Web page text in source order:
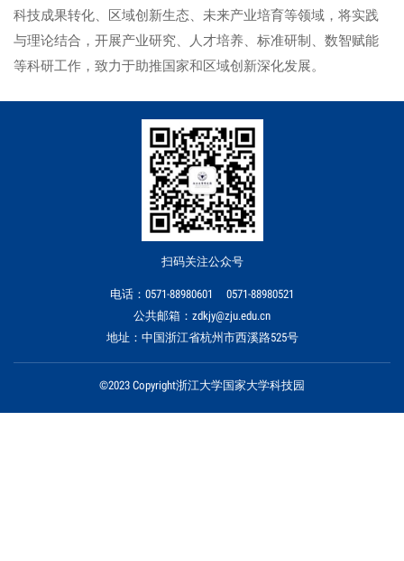
科技成果转化、区域创新生态、未来产业培育等领域，将实践
与理论结合，开展产业研究、人才培养、标准研制、数智赋能
等科研工作，致力于助推国家和区域创新深化发展。
扫码关注公众号
电话：0571-88980601 0571-88980521
公共邮箱：zdkjy@zju.edu.cn
地址：中国浙江省杭州市西溪路525号
©2023 Copyright浙江大学国家大学科技园